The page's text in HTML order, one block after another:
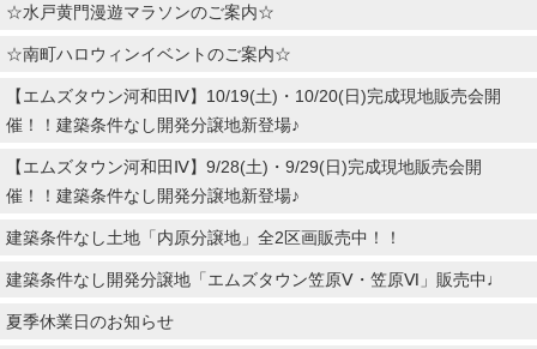
☆水戸黄門漫遊マラソンのご案内☆
☆南町ハロウィンイベントのご案内☆
【エムズタウン河和田Ⅳ】10/19(土)・10/20(日)完成現地販売会開
催！！建築条件なし開発分譲地新登場♪
【エムズタウン河和田Ⅳ】9/28(土)・9/29(日)完成現地販売会開
催！！建築条件なし開発分譲地新登場♪
建築条件なし土地「内原分譲地」全2区画販売中！！
建築条件なし開発分譲地「エムズタウン笠原Ⅴ・笠原Ⅵ」販売中♩
夏季休業日のお知らせ